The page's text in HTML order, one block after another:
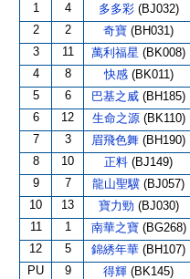
1
4 多多彩 (BJ032)
2 2 奇寶 (BH031)
3 11 萬利福星 (BK008)
4 8 快感 (BK011)
5 6 巴基之威 (BH185)
6 12 生命之源 (BK110)
7 3 眉飛色舞 (BH190)
8 10 正料 (BJ149)
9 7 龍山聖驥 (BJ057)
10 13 寶力勁 (BJ030)
11 1 南華之寶 (BG268)
12 5 錦綉年華 (BH107)
PU 9 得輝 (BK145)